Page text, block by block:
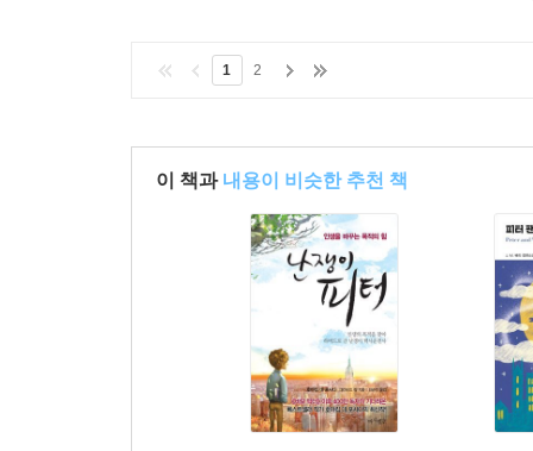
1 2
이 책과 내용이 비슷한 추천 책